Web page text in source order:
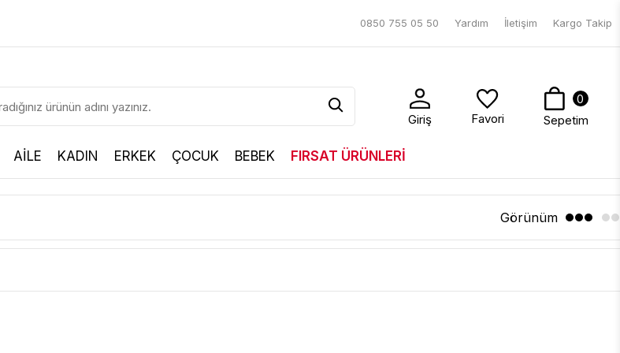
0850 755 05 50 Yardım İletişim Kargo Takip
Giriş Favori
0
Sepetim
AİLE KADIN ERKEK ÇOCUK BEBEK FIRSAT ÜRÜNLERİ
Görünüm